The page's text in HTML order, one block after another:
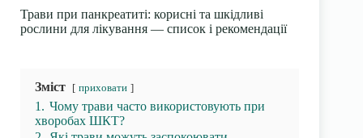
Трави при панкреатиті: корисні та шкідливі
рослини для лікування — список і рекомендації
Зміст приховати
1. Чому трави часто використовують при
хворобах ШКТ?